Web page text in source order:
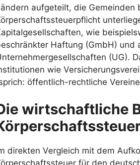
aufgeteilt, die Gemeinden
wie
Haftung (GmbH) und
(UG).
wie
öffentlich-rechtliche
wirtschaftliche
direkten Vergleich mit dem